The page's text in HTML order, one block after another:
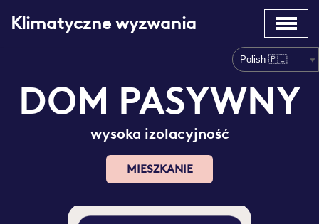
Klimatyczne wyzwania
DOM PASYWNY
wysoka izolacyjność
MIESZKANIE